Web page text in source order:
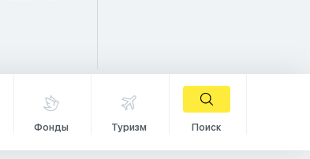
Фонды Туризм Поиск